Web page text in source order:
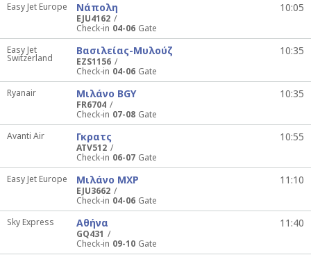
Easy Jet Europe
EJU4162
Νάπολη 10:05
Check-in 04-06 Gate
Easy Jet
Switzerland EZS1156
Βασιλείας-Μυλούζ 10:35
Check-in 04-06 Gate
Ryanair
FR6704
Μιλάνο BGY 10:35
Check-in 07-08 Gate
Avanti Air
ATV512
Γκρατς 10:55
Check-in 06-07 Gate
Easy Jet Europe
EJU3662
Μιλάνο MXP 11:10
Check-in 04-06 Gate
Sky Express
GQ431
Αθήνα 11:40
Check-in 09-10 Gate